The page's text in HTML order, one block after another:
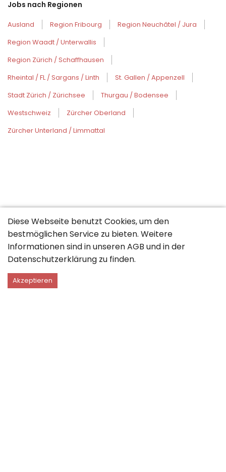
Jobs nach Regionen
Ausland Region Fribourg
Region Neuchâtel / Jura
Region Waadt / Unterwallis
Region Zürich / Schaffhausen
Rheintal / FL / Sargans / Linth
St. Gallen / Appenzell
Stadt Zürich / Zürichsee
Thurgau / Bodensee
Westschweiz
Zürcher Oberland
Zürcher Unterland / Limmattal
Diese Webseite benutzt Cookies, um den
bestmöglichen Service zu bieten. Weitere
Informationen sind in unserenAGB und in der
Datenschutzerklärung zu finden.
Akzeptieren